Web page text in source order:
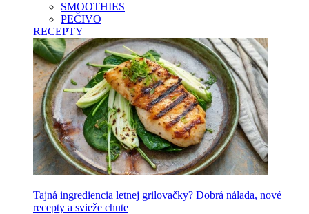
SMOOTHIES
PEČIVO
RECEPTY
Tajná ingrediencia letnej grilovačky? Dobrá nálada, nové
recepty a svieže chute